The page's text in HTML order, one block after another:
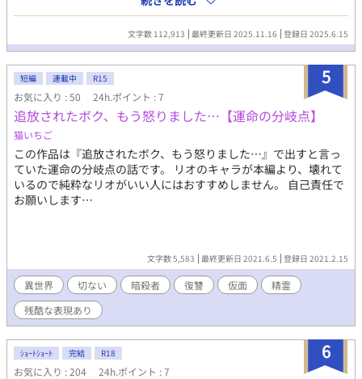
には人間以外の客もいるようで── という、困ったガチムチ人外
お助け人外×人間下ネタファンタジーです。 異なる種族のガチム
チ人外が複数登場する予定です。
文字数 112,913 最終更新日 2025.11.16 登録日 2025.6.15
5
短編 連載中 R15
お気に入り : 50 24h.ポイント : 7
追放されたボク、もう怒りました…【運命の分岐点】
猫いちご
この作品は『追放されたボク、もう怒りました…』で出すと言っ
ていた運命の分岐点の話です。 リオのキャラが本編より、壊れて
いるので純粋なリオがいい人にはおすすめしません。 自己責任で
お願いします…
文字数 5,583 最終更新日 2021.6.5 登録日 2021.2.15
異世界 切ない 暗殺者 復讐 仮面
精霊
残酷な表現あり
6
ｼｮｰﾄｼｮｰﾄ 完結 R18
お気に入り : 204 24h.ポイント : 7